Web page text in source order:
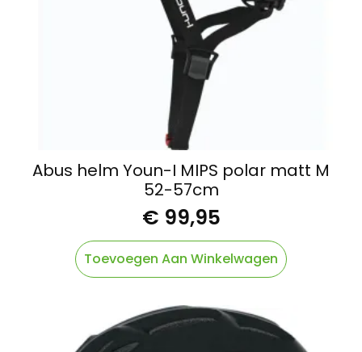
Abus helm Youn-I MIPS polar matt M
52-57cm
€ 99,95
Toevoegen Aan Winkelwagen